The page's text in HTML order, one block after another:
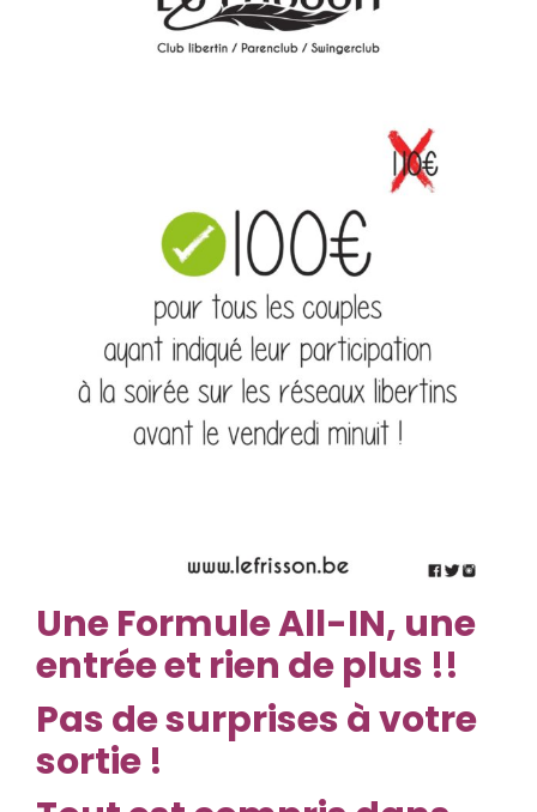
UneFormule All-IN, une
entrée et rien de plus !!
Pas de surprises à votre
sortie !